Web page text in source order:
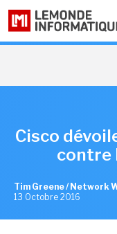
Cisco
contre
Tim Greene / Network
13 Octobre 2016